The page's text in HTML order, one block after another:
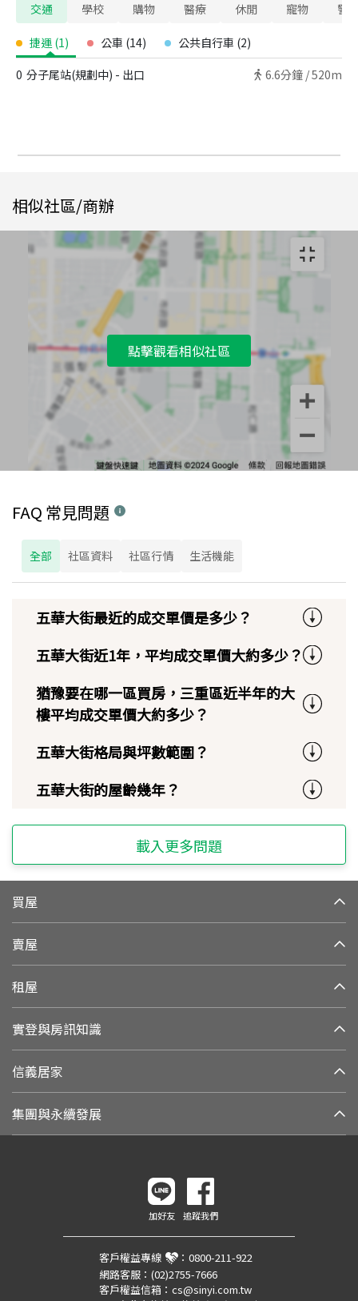
交通 學校 購物 醫療 休閒 寵物 警
捷運 (1) 公車 (14) 公共自行車 (2)
0 分子尾站(規劃中) - 出口 6.6分鐘 /520m
相似社區/商辦
點擊觀看相似社區
FAQ 常見問題
全部 社區資料 社區行情 生活機能
五華大街最近的成交單價是多少？
五華大街近1年，平均成交單價大約多少？
猶豫要在哪一區買房，三重區近半年的大
樓平均成交單價大約多少？
五華大街格局與坪數範圍？
五華大街的屋齡幾年？
載入更多問題
買屋
賣屋
租屋
實登與房訊知識
信義居家
集團與永續發展
加好友 追蹤我們
客戶權益專線 ： 0800-211-922
網路客服： (02)2755-7666
客戶權益信箱： cs@sinyi.com.tw